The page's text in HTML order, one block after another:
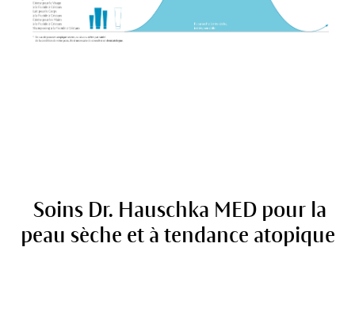
Soins Dr. Hauschka MED pour la
peau sèche et à tendance atopique